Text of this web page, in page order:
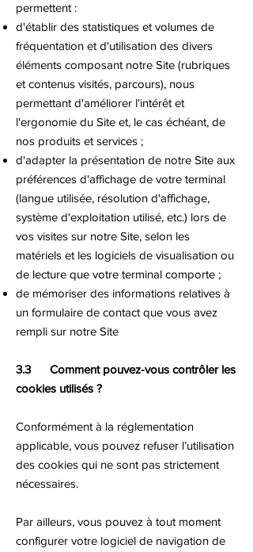
permettent :
d'établir des statistiques et volumes de
fréquentation et d'utilisation des divers
éléments composant notre Site (rubriques
et contenus visités, parcours), nous
permettant d'améliorer l'intérêt et
l'ergonomie du Site et, le cas échéant, de
nos produits et services ;
d'adapter la présentation de notre Site aux
préférences d'affichage de votre terminal
(langue utilisée, résolution d'affichage,
système d'exploitation utilisé, etc.) lors de
vos visites sur notre Site, selon les
matériels et les logiciels de visualisation ou
de lecture que votre terminal comporte ;
de mémoriser des informations relatives à
un formulaire de contact que vous avez
rempli sur notre Site
3.3 Comment pouvez-vous contrôler les
cookies utilisés ?
Conformément à la réglementation
applicable, vous pouvez refuser l’utilisation
des cookies qui ne sont pas strictement
nécessaires.
Par ailleurs, vous pouvez à tout moment
configurer votre logiciel de navigation de